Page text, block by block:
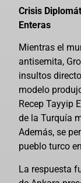
Crisis
Enteras
Mientras el
antisemita,
insultos
modelo
Recep Tayyip
de la Turquía
Además, se
pueblo turco
La respuesta